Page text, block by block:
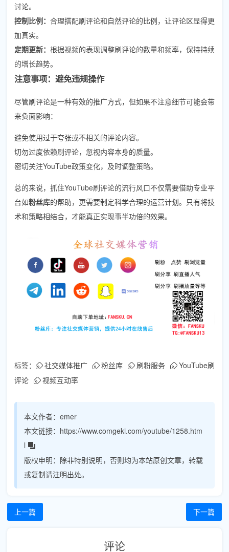
讨论。
控制比例： 合理搭配刷评论和自然评论的比例，让评论区显得更
加真实。
定期更新： 根据视频的表现调整刷评论的数量和频率，保持持续
的增长趋势。
注意事项：避免违规操作
尽管刷评论是一种有效的推广方式，但如果不注意细节可能会带
来负面影响：
避免使用过于夸张或不相关的评论内容。
切勿过度依赖刷评论，忽视内容本身的质量。
密切关注YouTube政策变化，及时调整策略。
总的来说，抓住YouTube刷评论的流行风口不仅需要借助专业平
台如粉丝库的帮助，更需要制定科学合理的运营计划。只有将技
术和策略相结合，才能真正实现事半功倍的效果。
标签： 社交媒体推广 粉丝库 刷粉服务
YouTube刷
评论
视频互动率
本文作者： emer
本文链接： https://www.comgeki.com/youtube/1258.htm
l
版权申明： 除非特别说明，否则均为本站原创文章，转载
或复制请注明出处。
上一篇 下一篇
评论